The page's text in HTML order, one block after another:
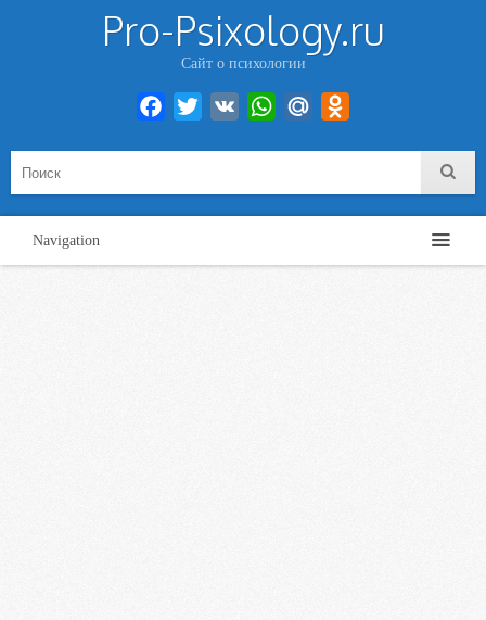
Pro-Psixology.ru
Сайт о психологии
Facebook
Twitter VK WhatsAppMail.Ru
Navigation